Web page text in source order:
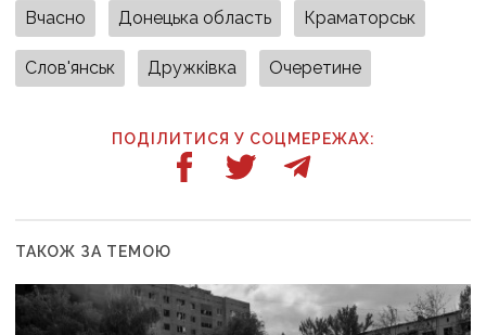
Вчасно Донецька область Краматорськ
Слов'янськ Дружківка Очеретине
ПОДІЛИТИСЯ У СОЦМЕРЕЖАХ:
ТАКОЖ ЗА ТЕМОЮ